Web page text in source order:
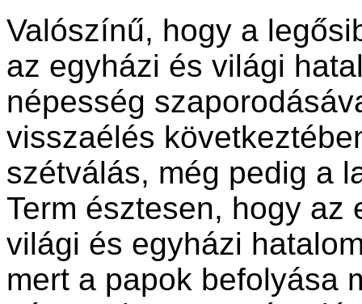
Valószínű, hogy a
az egyházi és világi
népesség
visszaélés
szétválás, még pedig a
Term észtesen, hogy az
világi és egyházi
mert a papok befolyása